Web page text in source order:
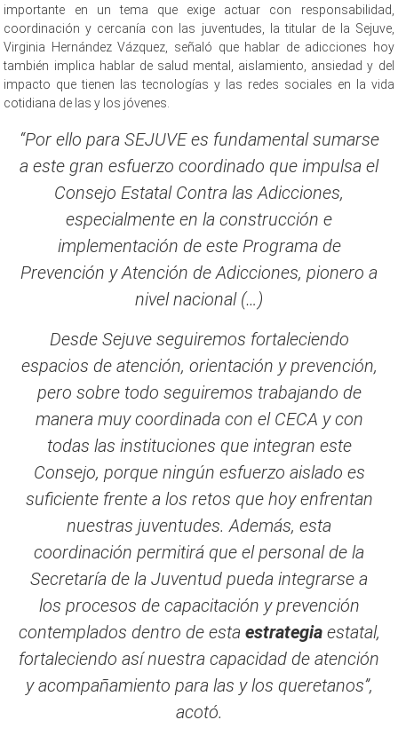
importante en un tema que exige actuar con responsabilidad,
coordinación y cercanía con las juventudes, la titular de la Sejuve,
Virginia Hernández Vázquez, señaló que hablar de adicciones hoy
también implica hablar de salud mental, aislamiento, ansiedad y del
impacto que tienen las tecnologías y las redes sociales en la vida
cotidiana de las y los jóvenes.
“Por ello para SEJUVE es fundamental sumarse
a este gran esfuerzo coordinado que impulsa el
Consejo Estatal Contra las Adicciones,
especialmente en la construcción e
implementación de este Programa de
Prevención y Atención de Adicciones, pionero a
nivel nacional (…)
Desde Sejuve seguiremos fortaleciendo
espacios de atención, orientación y prevención,
pero sobre todo seguiremos trabajando de
manera muy coordinada con el CECA y con
todas las instituciones que integran este
Consejo, porque ningún esfuerzo aislado es
suficiente frente a los retos que hoy enfrentan
nuestras juventudes. Además, esta
coordinación permitirá que el personal de la
Secretaría de la Juventud pueda integrarse a
los procesos de capacitación y prevención
contemplados dentro de esta estrategiaestatal,
fortaleciendo así nuestra capacidad de atención
y acompañamiento para las y los queretanos”,
acotó.